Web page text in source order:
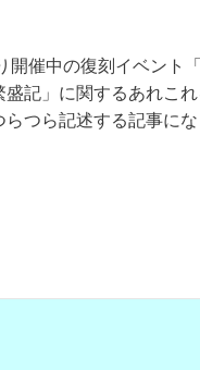
開催中の復刻イベント
記」に関するあれこ
つら記述する記事にな